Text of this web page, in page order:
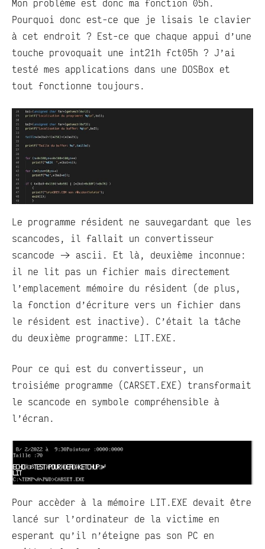
Mon problème est donc ma fonction 05h.
Pourquoi donc est-ce que je lisais le clavier
à cet endroit ? Est-ce que chaque appui d’une
touche provoquait une int21h fct05h ? J’ai
testé mes applications dans une DOSBox et
tout fonctionne toujours.
Le programme résident ne sauvegardant que les
scancodes, il fallait un convertisseur
scancode -> ascii. Et là, deuxième inconnue:
il ne lit pas un fichier mais directement
l’emplacement mémoire du résident (de plus,
la fonction d’écriture vers un fichier dans
le résident est inactive). C’était la tâche
du deuxième programme: LIT.EXE.
Pour ce qui est du convertisseur, un
troisiéme programme (CARSET.EXE) transformait
le scancode en symbole compréhensible à
l’écran.
Pour accèder à la mémoire LIT.EXE devait être
lancé sur l’ordinateur de la victime en
esperant qu’il n’éteigne pas son PC en